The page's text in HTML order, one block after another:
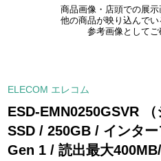
商品画像・店頭での展示
他の商品が映り込んでい
参考画像としてご
ELECOM エレコム
ESD-EMN0250GSVR
SSD / 250GB / インタ
Gen 1 / 読出最大